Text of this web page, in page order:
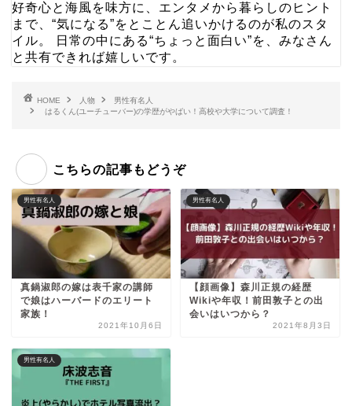
好奇心と海風を味方に、エンタメから暮らしのヒント
まで、“気になる”をとことん追いかけるのが私のスタ
イル。 日常の中にある“ちょっと面白い”を、みなさん
と共有できれば嬉しいです。
HOME 人物
男性有名人
はるくん(ユーチューバー)の学歴がやばい！高校や大学について調査！
こちらの記事もどうぞ
男性有名人
真鍋淑郎の嫁は表千家の講師
で娘はハーバードのエリート
家族！
2021年10月6日
男性有名人
【顔画像】森川正規の経歴
Wikiや年収！前田敦子との出
会いはいつから？
2021年8月3日
男性有名人